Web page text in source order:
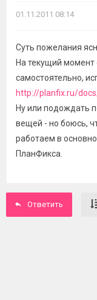
01.11.2011 08:14
Суть пожелания
На текущий
самостоятельно,
http://planfix.ru/
Ну или подождать
вещей - но боюсь,
работаем в
ПланФикса.
Ответить